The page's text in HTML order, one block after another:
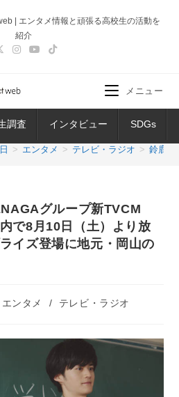
| エンタメ情報と頑張る高校生の活動を
紹介
調査 インタビュー SDGs
メニュー
> エンタメ > テレビ・ラジオ > 鈴鹿央
グループ新TVCM
で8月10日（土）より放
イズ登場に地元・岡山の
エンタメ / テレビ・ラジオ